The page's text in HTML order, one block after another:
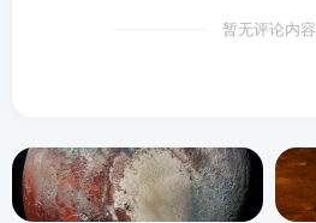
暂无评论内容